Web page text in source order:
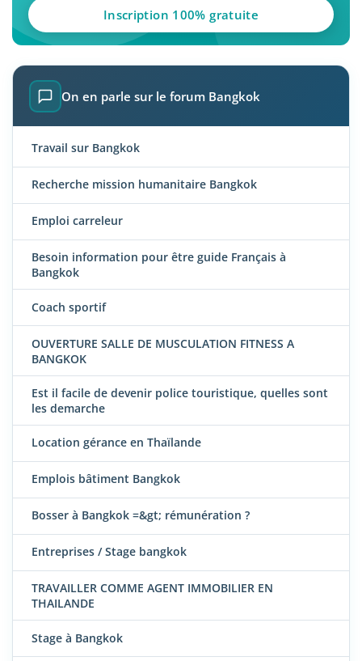
Inscription 100% gratuite
On en parle sur le forum Bangkok
Travail sur Bangkok
Recherche mission humanitaire Bangkok
Emploi carreleur
Besoin information pour être guide Français à
Bangkok
Coach sportif
OUVERTURE SALLE DE MUSCULATION FITNESS A
BANGKOK
Est il facile de devenir police touristique, quelles sont
les demarche
Location gérance en Thaïlande
Emplois bâtiment Bangkok
Bosser à Bangkok =&gt; rémunération ?
Entreprises / Stage bangkok
TRAVAILLER COMME AGENT IMMOBILIER EN
THAILANDE
Stage à Bangkok